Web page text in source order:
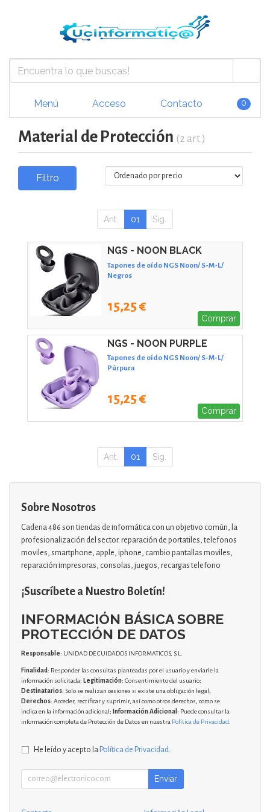
Menú Acceso Contacto 0
Material de Protección (2 art.)
Filtro
Ant. 01 Sig.
NGS - NOON BLACK
Tapones de oído NGS Noon/ S-M-L/
Negros
15,25 €
Comprar
NGS - NOON PURPLE
Tapones de oído NGS Noon/ S-M-L/
Púrpura
15,25 €
Comprar
Ant. 01 Sig.
Sobre Nosotros
Cadena 486 son tiendas de informática con un objetivo común, la
profesionalización del sector. reparación de portatiles, telefonos
moviles, smartphone, apple, iphone, cambio pantallas moviles,
reparación impresoras, consolas, juegos, recargas telefono
¡Suscríbete a Nuestro Boletín!
INFORMACIÓN BÁSICA SOBRE
PROTECCIÓN DE DATOS
Responsable: UNIDAD DE CUIDADOS INFORMATICOS, S.L.
Finalidad: Responder las consultas planteadas por el usuario y enviarle la
información solicitada; Legitimación: Consentimiento del usuario;
Destinatarios: Solo se realizan cesiones si existe una obligación legal;
Derechos: Acceder, rectificar y suprimir, así como otros derechos, como se
indica en la información adicional; Información Adicional : Puede consultar la
información completa de Protección de Datos en nuestra Política de Privacidad.
He leído y acepto la Política de Privacidad.
Enviar